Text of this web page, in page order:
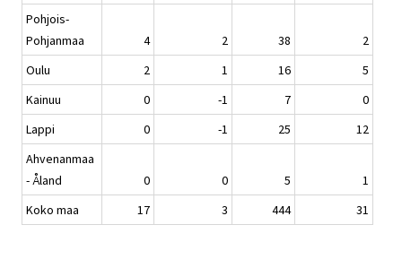
Pohjois-
Pohjanmaa
4 2 38
2
Oulu
2 1 16
5
Kainuu
0 -1 7
0
Lappi
0 -1 25
12
Ahvenanmaa
- Åland
0 0 5
1
Koko maa
17 3 444 31